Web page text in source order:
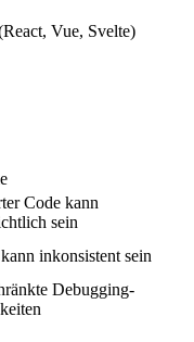
Vue, Svelte)
Code kann
sein
inkonsistent sein
Debugging-